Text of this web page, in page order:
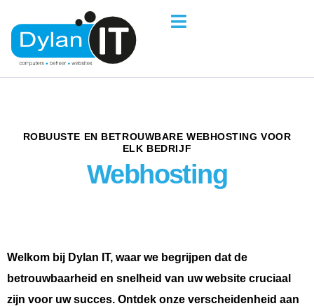
ROBUUSTE EN BETROUWBARE WEBHOSTING VOOR
ELK BEDRIJF
Webhosting
Welkom bij Dylan IT, waar we begrijpen dat de
betrouwbaarheid en snelheid van uw website cruciaal
zijn voor uw succes. Ontdek onze verscheidenheid aan